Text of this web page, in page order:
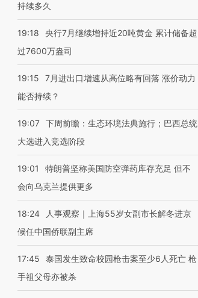
持续多久
19:18
央行7月继续增持近20吨黄金 累计储备超
过7600万盎司
19:15
7月进出口增速从高位略有回落 涨价动力
能否持续？
19:07 下周前瞻：生态环境法典施行；巴西总统
大选进入竞选阶段
19:01
特朗普坚称美国防空弹药库存充足 但不
会向乌克兰提供更多
18:24
人事观察｜上海55岁女副市长解冬进京
候任中国侨联副主席
17:45
泰国发生致命校园枪击案至少6人死亡 枪
手祖父母亦被杀